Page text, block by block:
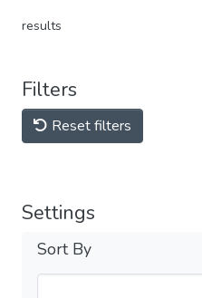
results
Filters
Reset filters
Settings
Sort By